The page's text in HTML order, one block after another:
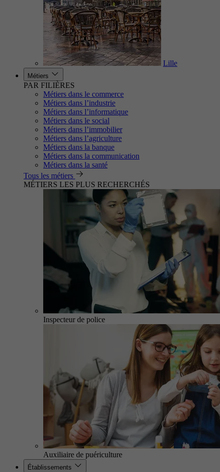
Lille
Métiers
PAR FILIÈRES
Métiers dans le commerce
Métiers dans l’industrie
Métiers dans l’informatique
Métiers dans le social
Métiers dans l’immobilier
Métiers dans l’agriculture
Métiers dans la banque
Métiers dans la communication
Métiers dans la santé
Tous les métiers
MÉTIERS LES PLUS RECHERCHÉS
Inspecteur de police
Auxiliaire de puériculture
Établissements